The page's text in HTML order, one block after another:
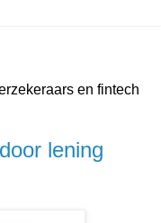
en fintech
lening